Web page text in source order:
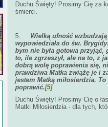
Duchu Święty! Prosimy Cię za
śmierci.
5. Wielką ufność
wypowiedziała do św.
bym nie była gotowa przyjąć,
to, ile zgrzeszył, ale na to, z
dobrą wolę poprawienia się,
prawdziwa Matka zwiążę je i
jestem Matką miłosierdzia.
poprawić.[5]
Duchu Święty! Prosimy Cię o
Matki Miłosierdzia - dla tych,